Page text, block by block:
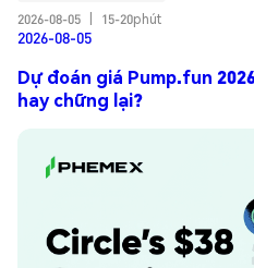
2026-08-05
15-20phút
2026-08-05
Dự đoán giá Pump.fun
hay chững lại?